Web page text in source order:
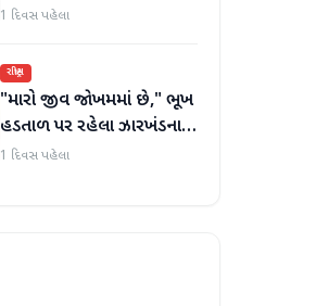
માટે નવા નિયમો વિશે જાણો
1 દિવસ પહેલા
રાષ્ટ્રીય
"મારો જીવ જોખમમાં છે," ભૂખ
હડતાળ પર રહેલા ઝારખંડના
વિદ્યાર્થી નેતા દેવેન્દ્ર નાથ
1 દિવસ પહેલા